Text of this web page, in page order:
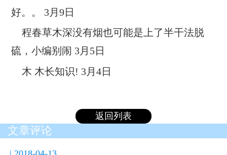
好。。 3月9日
程春草木深没有烟也可能是上了半干法脱
硫，小编别闹 3月5日
木 木长知识! 3月4日
返回列表
文章评论